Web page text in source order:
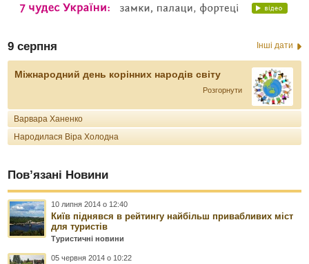
9 серпня Інші дати
Міжнародний день корінних народів світу
Розгорнути
Варвара Ханенко
Народилася Віра Холодна
Пов’язані Новини
10 липня 2014 о 12:40
Київ піднявся в рейтингу найбільш привабливих міст
для туристів
Туристичні новини
05 червня 2014 о 10:22